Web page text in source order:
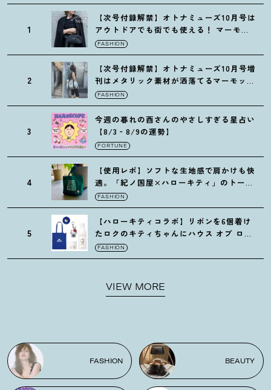
1
【次号付録解禁】オトナミューズ10月号は
アウトドアでも街でも使える ！ マーモッ
トの黒ショルダー
FASHION
2
【次号付録解禁】オトナミューズ10月号増
刊はメタリック素材が洒落てるマーモット
の保冷バッグ
FASHION
3
今週の暮れの酉さんのやさしすぎる星占い
【8/3‐8/9の運勢】
FORTUNE
4
【使用レポ】ソフトな生地感で肩かけも快
適。「紀ノ国屋×ハローキティ」のトート
がガシガシ使えて最高です
FASHION
5
【ハローキティコラボ】リボンを6個着け
たロクのキティちゃんにハウス オブ ロー
ゼの限定パケも
FASHION
VIEW MORE
FASHION BEAUTY